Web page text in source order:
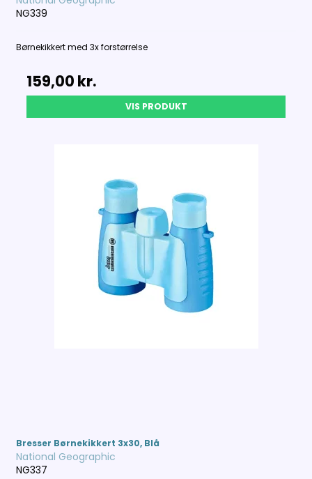
NG339
Børnekikkert med 3x forstørrelse
159,00 kr.
VIS PRODUKT
Bresser Børnekikkert 3x30, Blå
National Geographic
NG337